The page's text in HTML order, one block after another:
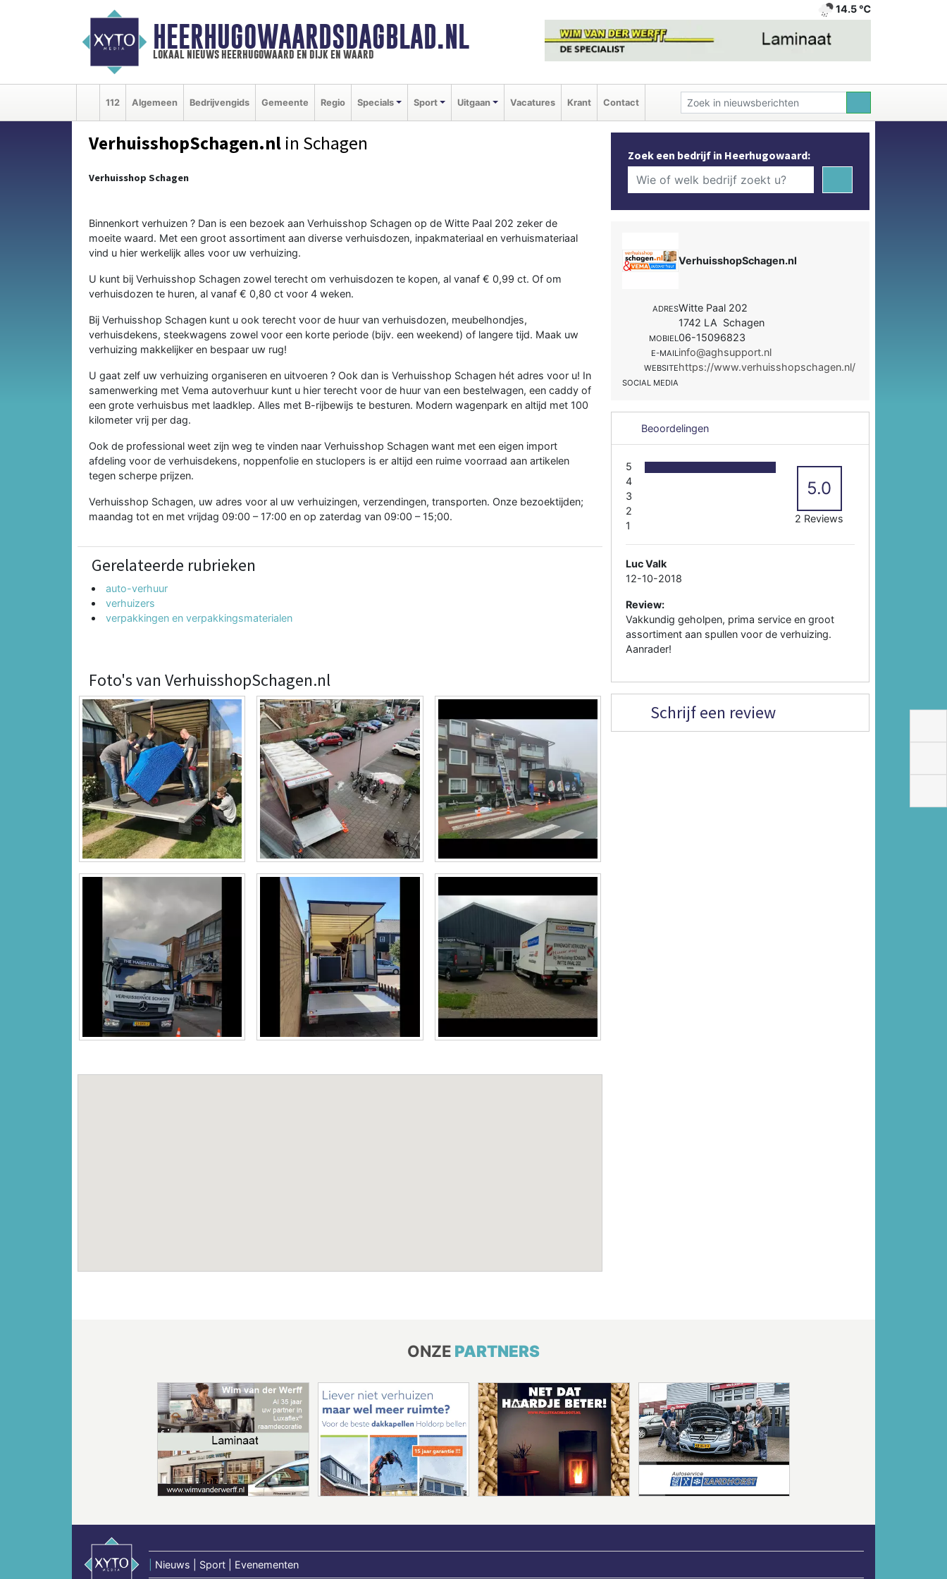
HEERHUGOWAARDSDAGBLAD.NL
lokaal nieuws heerhugowaard en dijk en waard
14.5 ℃
112 Algemeen Bedrijvengids Gemeente Regio Specials Sport Uitgaan Vacatures Krant Contact
VerhuisshopSchagen.nl in Schagen
Verhuisshop Schagen
Binnenkort verhuizen ? Dan is een bezoek aan Verhuisshop Schagen op de Witte Paal 202 zeker de
moeite waard. Met een groot assortiment aan diverse verhuisdozen, inpakmateriaal en verhuismateriaal
vind u hier werkelijk alles voor uw verhuizing.
U kunt bij Verhuisshop Schagen zowel terecht om verhuisdozen te kopen, al vanaf € 0,99 ct. Of om
verhuisdozen te huren, al vanaf € 0,80 ct voor 4 weken.
Bij Verhuisshop Schagen kunt u ook terecht voor de huur van verhuisdozen, meubelhondjes,
verhuisdekens, steekwagens zowel voor een korte periode (bijv. een weekend) of langere tijd. Maak uw
verhuizing makkelijker en bespaar uw rug!
U gaat zelf uw verhuizing organiseren en uitvoeren ? Ook dan is Verhuisshop Schagen hét adres voor u! In
samenwerking met Vema autoverhuur kunt u hier terecht voor de huur van een bestelwagen, een caddy of
een grote verhuisbus met laadklep. Alles met B-rijbewijs te besturen. Modern wagenpark en altijd met 100
kilometer vrij per dag.
Ook de professional weet zijn weg te vinden naar Verhuisshop Schagen want met een eigen import
afdeling voor de verhuisdekens, noppenfolie en stuclopers is er altijd een ruime voorraad aan artikelen
tegen scherpe prijzen.
Verhuisshop Schagen, uw adres voor al uw verhuizingen, verzendingen, transporten. Onze bezoektijden;
maandag tot en met vrijdag 09:00 – 17:00 en op zaterdag van 09:00 – 15;00.
Gerelateerde rubrieken
auto-verhuur
verhuizers
verpakkingen en verpakkingsmaterialen
Foto's van VerhuisshopSchagen.nl
Zoek een bedrijf in Heerhugowaard:
VerhuisshopSchagen.nl
ADRESWitte Paal 202
1742 LA Schagen
MOBIEL06-15096823
E-MAILinfo@aghsupport.nl
WEBSITEhttps://www.verhuisshopschagen.nl/
SOCIAL MEDIA
Beoordelingen
5
4
3
2
1
5.0
2 Reviews
Luc Valk
12-10-2018
Review:
Vakkundig geholpen, prima service en groot
assortiment aan spullen voor de verhuizing.
Aanrader!
Schrijf een review
ONZE PARTNERS
Nieuws | Sport | Evenementen